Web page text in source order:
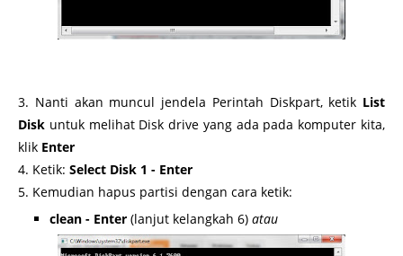
3. Nanti akan muncul jendela Perintah Diskpart, ketik List
Disk untuk melihat Disk drive yang ada pada komputer kita,
klik Enter
4. Ketik: Select Disk 1 - Enter
5. Kemudian hapus partisi dengan cara ketik:
clean - Enter (lanjut kelangkah 6) atau